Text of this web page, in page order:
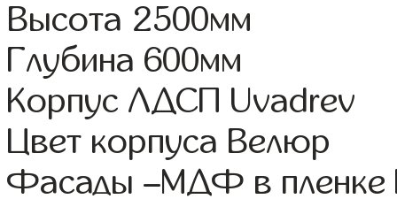
Высота 2500мм
Глубина 600мм
Корпус ЛДСП Uvadrev
Цвет корпуса Велюр
Фасады –МДФ в пленке